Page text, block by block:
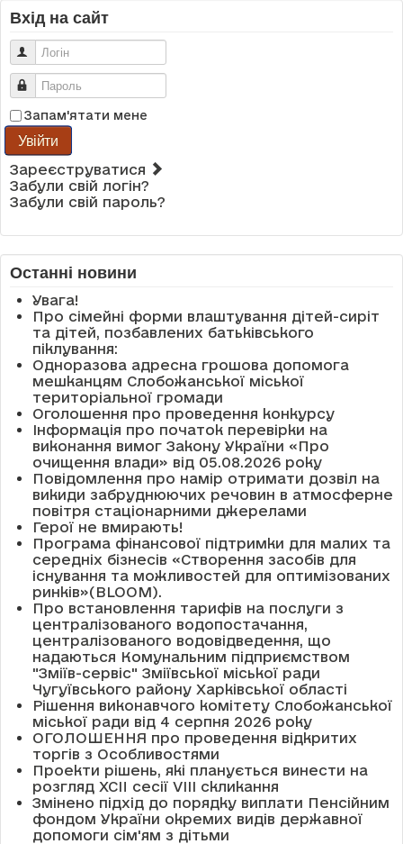
Вхід на сайт
Логін
Пароль
Запам'ятати мене
Увійти
Зареєструватися
Забули свій логін?
Забули свій пароль?
Останні новини
Увага!
Про сімейні форми влаштування дітей-сиріт
та дітей, позбавлених батьківського
піклування:
Одноразова адресна грошова допомога
мешканцям Слобожанської міської
територіальної громади
Оголошення про проведення конкурсу
Інформація про початок перевірки на
виконання вимог Закону України «Про
очищення влади» від 05.08.2026 року
Повідомлення про намір отримати дозвіл на
викиди забруднюючих речовин в атмосферне
повітря стаціонарними джерелами
Герої не вмирають!
Програма фінансової підтримки для малих та
середніх бізнесів «Створення засобів для
існування та можливостей для оптимізованих
ринків»(BLOOM).
Про встановлення тарифів на послуги з
централізованого водопостачання,
централізованого водовідведення, що
надаються Комунальним підприємством
"Зміїв-сервіс" Зміївської міської ради
Чугуївського району Харківської області
Рішення виконавчого комітету Слобожанської
міської ради від 4 серпня 2026 року
ОГОЛОШЕННЯ про проведення відкритих
торгів з Особливостями
Проекти рішень, які планується винести на
розгляд XCII сесії VІІІ скликання
Змінено підхід до порядку виплати Пенсійним
фондом України окремих видів державної
допомоги сім'ям з дітьми